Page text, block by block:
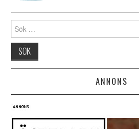
Search for:
ANNONS